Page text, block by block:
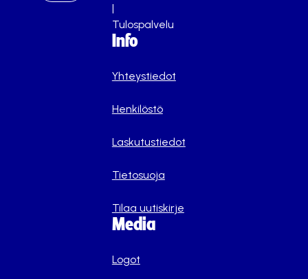
|
Tulospalvelu
Info
Yhteystiedot
Henkilöstö
Laskutustiedot
Tietosuoja
Tilaa uutiskirje
Media
Logot